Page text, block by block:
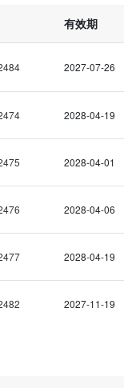
84009x
84006c
标准溶液/乙腈中21种农药混标/2026国抽农残/GB 23200.121-2026
有效期
2027-07-26
2028-04-19
2028-04-01
2028-04-06
2028-04-19
2027-11-19